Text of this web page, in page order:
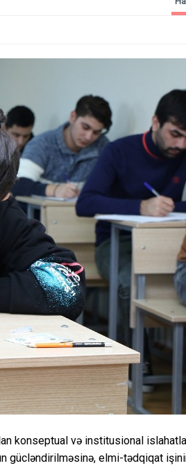
konseptual və institusional
gücləndirilməsinə, elmi-tədqiqat